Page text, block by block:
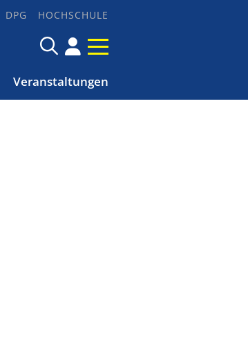
DPG HOCHSCHULE
Veranstaltungen